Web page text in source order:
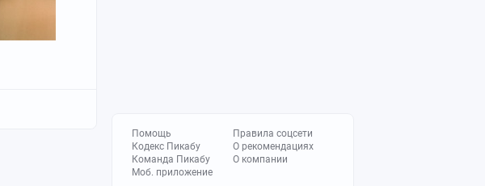
Помощь
Кодекс Пикабу
Команда Пикабу
Моб. приложение
Правила соцсети
О рекомендациях
О компании